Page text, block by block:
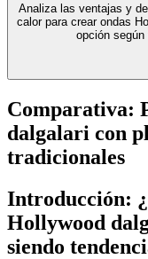
Analiza las ventajas y
calor para crear ondas
opción
Comparativa:
dalgalari con
tradicionales
Introducción:
Hollywood
siendo